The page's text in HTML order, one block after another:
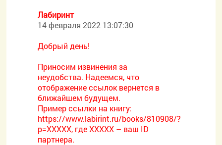
Лабиринт
14 февраля 2022 13:07:30
Добрый день!
Приносим извинения за
неудобства. Надеемся, что
отображение ссылок вернется в
ближайшем будущем.
Пример ссылки на книгу:
https://www.labirint.ru/books/810908/?
p=XXXXX, где ХХХХХ – ваш ID
партнера.